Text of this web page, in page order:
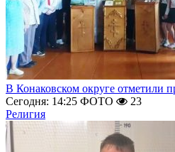
В Конаковском округе отметили
Сегодня: 14:25 ФОТО
23
Религия